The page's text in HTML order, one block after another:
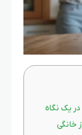
یک نگاه